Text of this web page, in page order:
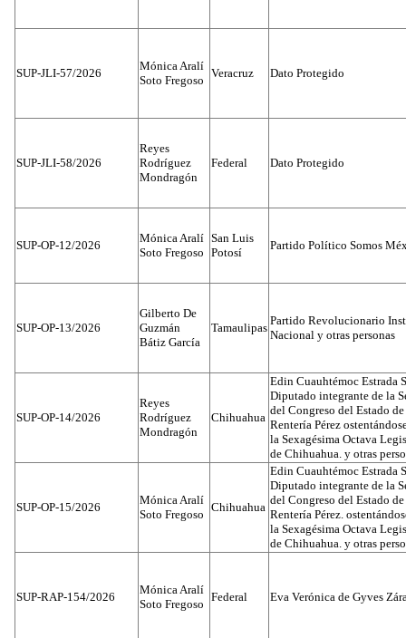
SUP-JLI-57/2026
Mónica Aralí
Soto Fregoso
Veracruz Dato Protegido
SUP-JLI-58/2026
Reyes
Rodríguez
Mondragón
Federal Dato Protegido
SUP-OP-12/2026
Mónica Aralí
Soto Fregoso
San Luis
Potosí
Partido Político Somos
SUP-OP-13/2026
Gilberto De
Guzmán
Bátiz García
Tamaulipas
Partido Revolucionario
Nacional y otras personas
SUP-OP-14/2026
Reyes
Rodríguez
Mondragón
Chihuahua
Edin Cuauhtémoc Estrada
Diputado integrante de la
del Congreso del Estado
Rentería Pérez
la Sexagésima Octava
de Chihuahua. y otras
SUP-OP-15/2026
Mónica Aralí
Soto Fregoso
Chihuahua
Edin Cuauhtémoc Estrada
Diputado integrante de la
del Congreso del Estado
Rentería Pérez.
la Sexagésima Octava
de Chihuahua. y otras
SUP-RAP-154/2026
Mónica Aralí
Soto Fregoso
Federal Eva Verónica de Gyves